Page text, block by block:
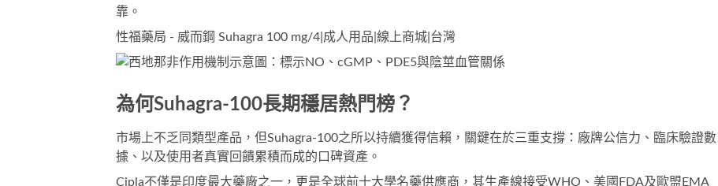
靠。
性福藥局 - 威而鋼 Suhagra 100 mg/4|成人用品|線上商城|台灣
為何Suhagra-100長期穩居熱門榜？
市場上不乏同類型產品，但Suhagra-100之所以持續獲得信賴，關鍵在於三重支撐：廠牌公信力、臨床驗證數
據、以及使用者真實回饋累積而成的口碑資產。
Cipla不僅是印度最大藥廠之一，更是全球前十大學名藥供應商，其生產線接受WHO、美國FDA及歐盟EMA